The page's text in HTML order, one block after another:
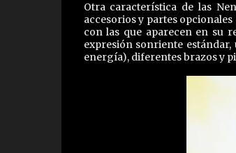
Otra característica de las
accesorios y partes
con las que aparecen en su
expresión sonriente
energía), diferentes brazos y